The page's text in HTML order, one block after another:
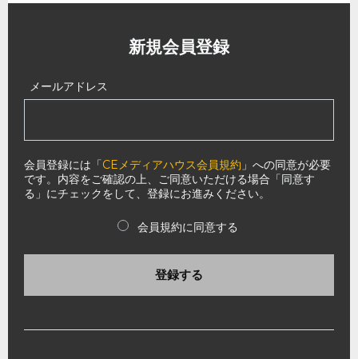
新規会員登録
メールアドレス
会員登録には「CEメディアハウス会員規約 」への同意が必要
です。内容をご確認の上、ご同意いただける場合「同意す
る」にチェックをして、登録にお進みください。
会員規約に同意する
登録する